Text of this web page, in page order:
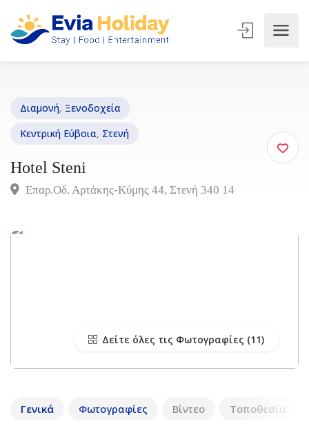
Διαμονή, Ξενοδοχεία
Κεντρική Εύβοια, Στενή
Hotel Steni
Επαρ.Οδ. Αρτάκης-Κύμης 44, Στενή 340 14
Δείτε όλες τις Φωτογραφίες
Γενικά Φωτογραφίες Βίντεο Τοποθεσία